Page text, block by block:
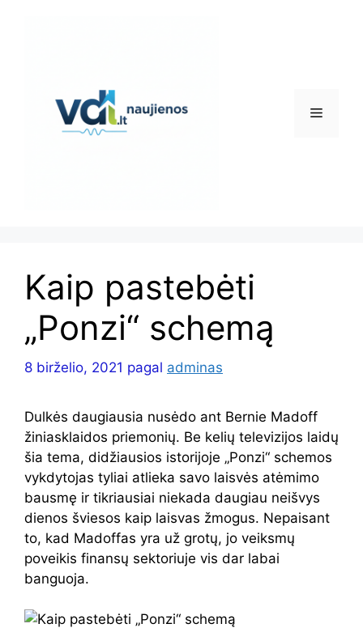
Meniu
Kaip pastebėti
„Ponzi“ schemą
8 birželio, 2021 pagal adminas
Dulkės daugiausia nusėdo ant Bernie Madoff
žiniasklaidos priemonių. Be kelių televizijos laidų
šia tema, didžiausios istorijoje „Ponzi“ schemos
vykdytojas tyliai atlieka savo laisvės atėmimo
bausmę ir tikriausiai niekada daugiau neišvys
dienos šviesos kaip laisvas žmogus. Nepaisant
to, kad Madoffas yra už grotų, jo veiksmų
poveikis finansų sektoriuje vis dar labai
banguoja.